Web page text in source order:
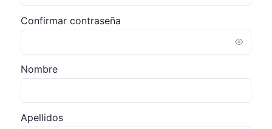
Confirmar contraseña
Nombre
Apellidos